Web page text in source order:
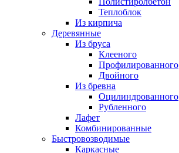
Теплоблок
Из кирпича
Деревянные
Из бруса
Клееного
Профилированного
Двойного
Из бревна
Оцилиндрованного
Рубленного
Лафет
Комбинированные
Быстровозводимые
Каркасные